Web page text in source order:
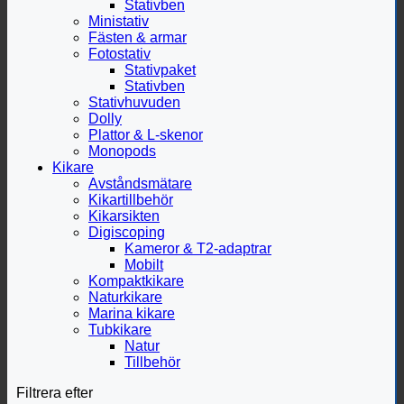
Stativben
Ministativ
Fästen & armar
Fotostativ
Stativpaket
Stativben
Stativhuvuden
Dolly
Plattor & L-skenor
Monopods
Kikare
Avståndsmätare
Kikartillbehör
Kikarsikten
Digiscoping
Kameror & T2-adaptrar
Mobilt
Kompaktkikare
Naturkikare
Marina kikare
Tubkikare
Natur
Tillbehör
Filtrera efter